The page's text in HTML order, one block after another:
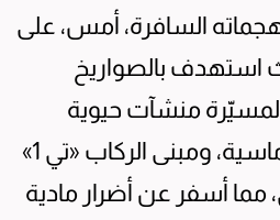
هجماته السافرة، أمس، على
استهدف بالصواريخ
المسيّرة منشآت حيوية
ومدنية وبعثات دبلوماسية، ومبنى الركاب «تي 1»
مما أسفر عن أضرار مادية